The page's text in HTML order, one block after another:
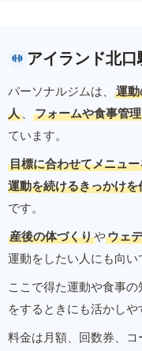
アイランド北
パーソナルジムは、
運
人 、 フォームや食事管
ています。
目標に合わせてメニュ
運動を続けるきっかけを
です。
産後の体づくりやウェ
運動をしたい人にも向い
ここで得た運動や食事
をするときにも活かしや
料金は月額、回数券、